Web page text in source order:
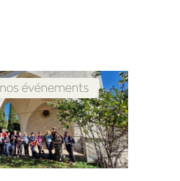
événements